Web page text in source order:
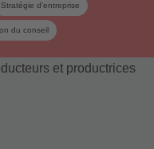
Stratégie d’entreprise
du conseil